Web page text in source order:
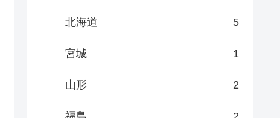
北海道 5
宮城 1
山形 2